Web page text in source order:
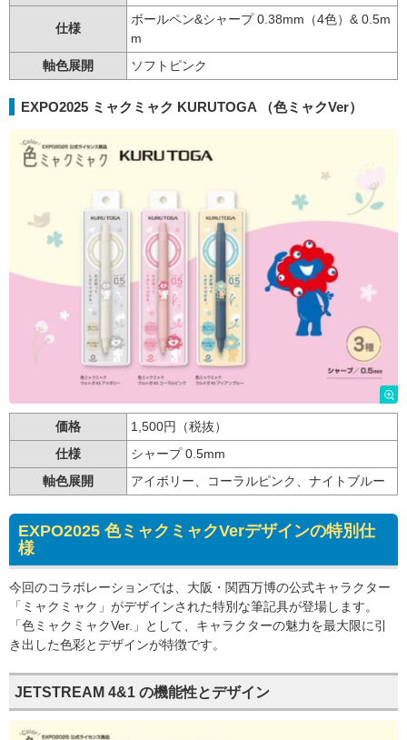
仕様
ボールペン&シャープ 0.38mm（4色）& 0.5m
m
軸色展開
ソフトピンク
EXPO2025 ミャクミャク KURUTOGA （色ミャクVer）
価格
1,500円（税抜）
仕様
シャープ 0.5mm
軸色展開
アイボリー、コーラルピンク、ナイトブルー
EXPO2025 色ミャクミャクVerデザインの特別仕
様
今回のコラボレーションでは、大阪・関西万博の公式キャラクター
「ミャクミャク」がデザインされた特別な筆記具が登場します。
「色ミャクミャクVer.」として、キャラクターの魅力を最大限に引
き出した色彩とデザインが特徴です。
JETSTREAM 4&1 の機能性とデザイン